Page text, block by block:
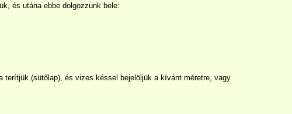
és utána ebbe dolgozzunk bele:
terítjük (sütőlap), és vizes késsel bejelöljük a kívánt méretre, vagy